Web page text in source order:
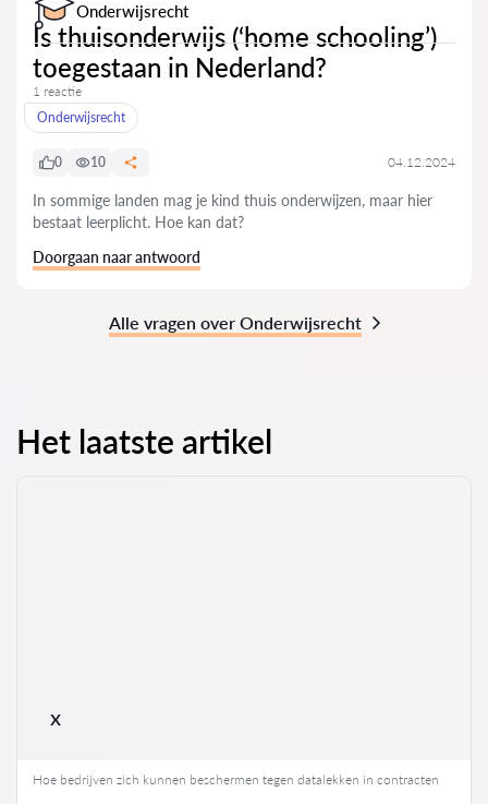
Onderwijsrecht
Is thuisonderwijs (‘home schooling’)
toegestaan in Nederland?
1 reactie
Onderwijsrecht
0 10 04.12.2024
In sommige landen mag je kind thuis onderwijzen, maar hier
bestaat leerplicht. Hoe kan dat?
Doorgaan naar antwoord
Alle vragen over Onderwijsrecht
Het laatste artikel
x
Hoe bedrijven zich kunnen beschermen tegen datalekken in contracten